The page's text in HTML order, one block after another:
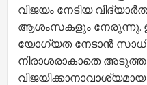
വിജയം നേടിയ
ആശംസകളും നേരുന്നു.
യോഗ്യത നേടാന്‍
നിരാശരാകാതെ അടുത്ത